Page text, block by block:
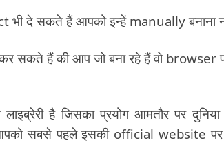
दे सकते हैं आपको इन्हें manually बनाना
हैं की आप जो बना रहे हैं वो browser
है जिसका प्रयोग आमतौर पर
सबसे पहले इसकी official website पर